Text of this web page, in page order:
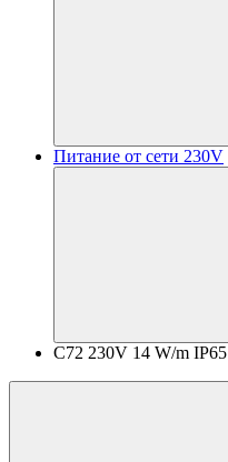
Питание от сети 230V
C72 230V 14 W/m IP65